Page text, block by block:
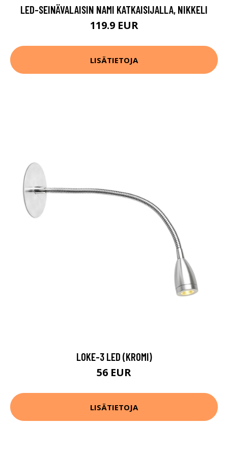
LED-SEINÄVALAISIN NAMI KATKAISIJALLA, NIKKELI
119.9 EUR
LISÄTIETOJA
LOKE-3 LED (KROMI)
56 EUR
LISÄTIETOJA